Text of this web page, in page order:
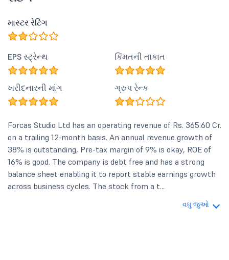
માસ્ટર રેટિંગ
EPS સ્ટ્રેન્થ કિંમતની તાકાત
ખરીદનારની માંગ ગ્રુપ રેન્ક
Forcas Studio Ltd has an operating revenue of Rs. 365.60 Cr.
on a trailing 12-month basis. An annual revenue growth of
38% is outstanding, Pre-tax margin of 9% is okay, ROE of
16% is good. The company is debt free and has a strong
balance sheet enabling it to report stable earnings growth
across business cycles. The stock from a t...
વધુ જુઓ